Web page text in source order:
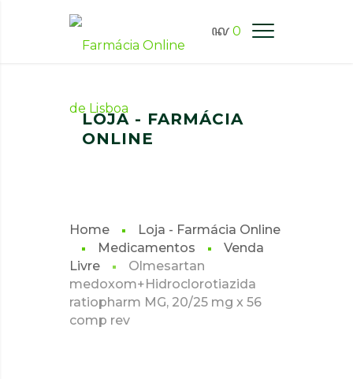
0
FARMÁCIA ONLINE LISBOA
LOJA - FARMÁCIA
ONLINE
Home
Loja - Farmácia Online
Medicamentos
Venda
Livre
Olmesartan
medoxom+Hidroclorotiazida
ratiopharm MG, 20/25 mg x 56
comp rev